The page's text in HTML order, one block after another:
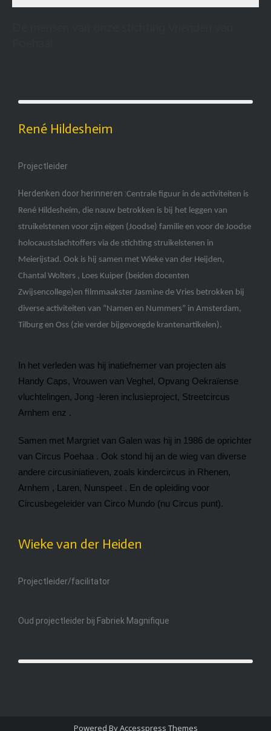
René Hildesheim
Projectleider
Herdenken door herinneren :Centrale figuur in de activiteiten is
René Hildesheim, die nauw betrokken is bij het leggen van
struikelstenen voor zijn eigen (Joodse) familie en voor de Joodse
holocaustslachtoffers via de stichting struikelstenen in
Meierijstad. Ook is hij samen met Wieke van der Heijden,
Chantal Wolters , Loes Kuiper (beiden docenten
Zwijsencollege)en filmmaakster Jasmine de Vries betrokken bij
diverse activiteiten van “Namen en Nummers” in Amsterdam,
Tilburg en Oss (zie verder bijgevoegde krantenartikelen).
In het verleden was hij inatiefnemer van projecten als
Handy Caps, Vrouwen van Veghel, Opvang Oekraïense
vluchtelingen, Jong -leren inclusieproject, Streetcircus
Arnhem enz .
Samen met Margriet van Galen was hij in 1986 de oprichter
van Circus Poehaa . Ook stond hij an de wieg van diverse
andere circusiniatieven, zoals kindercircus in Rhenen,
Arnhem , Laren, Nunspeet . En de opleiding voor
Circusbegeleider van Circo Mundo (nu Circus punt).
Wieke van der Heiden
Projectleider/facilitator
Oud projectleider bij Fabriek Magnifique
Powered ByAccesspress Themes